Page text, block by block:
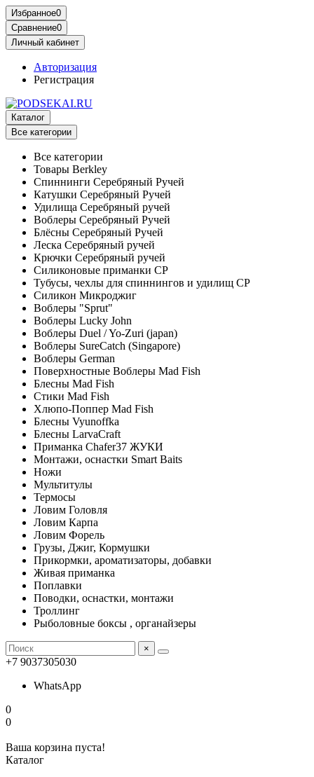
Избранное0
Сравнение0
Личный кабинет
Авторизация
Регистрация
Каталог
Все категории
Все категории
Товары Berkley
Спиннинги Серебряный Ручей
Катушки Серебряный Ручей
Удилища Серебряный ручей
Воблеры Серебряный Ручей
Блёсны Серебряный Ручей
Леска Серебряный ручей
Крючки Серебряный ручей
Силиконовые приманки СР
Тубусы, чехлы для спиннингов и удилищ СР
Силикон Микроджиг
Воблеры "Sprut"
Воблеры Lucky John
Воблеры Duel / Yo-Zuri (japan)
Воблеры SureCatch (Singapore)
Воблеры German
Поверхностные Воблеры Mad Fish
Блесны Mad Fish
Стики Mad Fish
Хлюпо-Поппер Mad Fish
Блесны Vyunoffka
Блесны LarvaCraft
Приманка Chafer37 ЖУКИ
Монтажи, оснастки Smart Baits
Ножи
Мультитулы
Термосы
Ловим Головля
Ловим Карпа
Ловим Форель
Грузы, Джиг, Кормушки
Прикормки, ароматизаторы, добавки
Живая приманка
Поплавки
Поводки, оснастки, монтажи
Троллинг
Рыболовные боксы , органайзеры
×
+7 9037305030
WhatsApp
0
0
Ваша корзина пуста!
Каталог